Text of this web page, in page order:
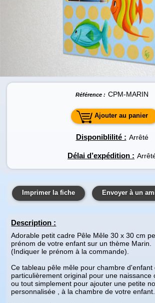
Référence : CPM-MARIN
Ajouter au panier
Disponiblilité : Arrêté
Délai d’expédition :
Imprimer la fiche Envoyer à un
Description :
Adorable petit cadre Pêle Mêle 30 x 30 cm
prénom de votre enfant sur un thème Marin.
(Indiquer le prénom à la commande).
Ce tableau pêle mêle pour chambre d'enfant
particulièrement original pour une naissance
ou tout simplement pour ajouter une petite
personnalisée , à la chambre de votre enfant.